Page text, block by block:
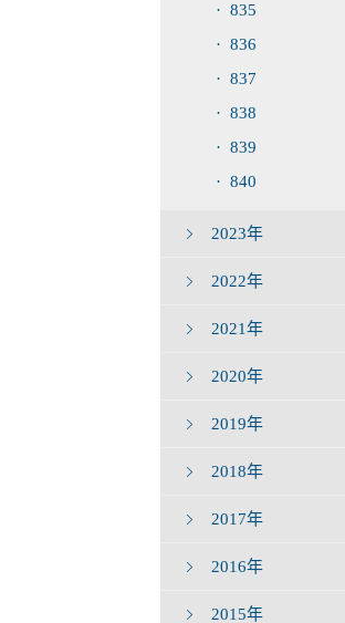
· 835
· 836
· 837
· 838
· 839
· 840
2023年
2022年
2021年
2020年
2019年
2018年
2017年
2016年
2015年